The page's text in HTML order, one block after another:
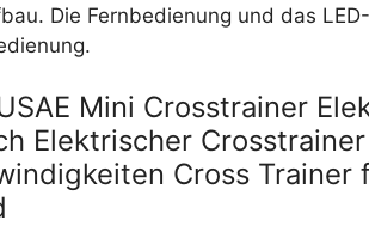
Die Fernbedienung und das
Mini Crosstrainer
Elektrischer
Cross Trainer